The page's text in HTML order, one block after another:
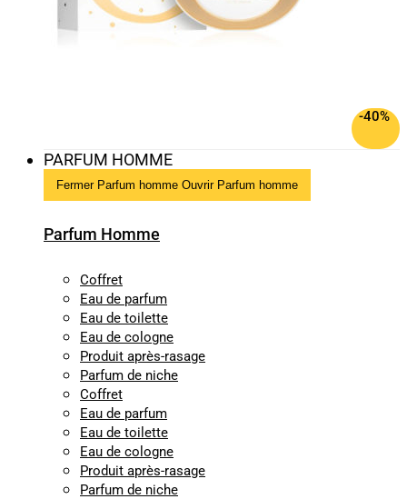
-40%
PARFUM HOMME
Fermer Parfum homme Ouvrir Parfum homme
Parfum Homme
Coffret
Eau de parfum
Eau de toilette
Eau de cologne
Produit après-rasage
Parfum de niche
Coffret
Eau de parfum
Eau de toilette
Eau de cologne
Produit après-rasage
Parfum de niche